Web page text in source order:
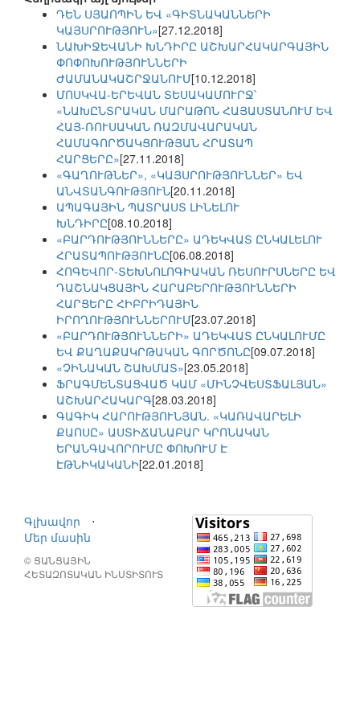
ԴԵՆ ՍՅԱՈՊԻՆ ԵՎ «ԳԻՏՆԱԿԱՆՆԵՐԻ
ԿԱՅՍՐՈՒԹՅՈՒՆ»[27.12.2018]
ՆԱԽԻՋԵՎԱՆԻ ԽՆԴԻՐԸ ԱՇԽԱՐՀԱԿԱՐԳԱՅԻՆ
ՓՈՓՈԽՈՒԹՅՈՒՆՆԵՐԻ
ԺԱՄԱՆԱԿԱՇՐՋԱՆՈՒՄ[10.12.2018]
ՄՈՍԿՎԱ-ԵՐԵՎԱՆ ՏԵՍԱԿԱՄՈՒՐՋ՝
«ՆԱԽԸՆՏՐԱԿԱՆ ՄԱՐԱԹՈՆ ՀԱՅԱՍՏԱՆՈՒՄ ԵՎ
ՀԱՅ-ՌՈՒՍԱԿԱՆ ՌԱԶՄԱՎԱՐԱԿԱՆ
ՀԱՄԱԳՈՐԾԱԿՑՈՒԹՅԱՆ ՀՐԱՏԱՊ
ՀԱՐՑԵՐԸ»[27.11.2018]
«ԳԱՂՈՒԹՆԵՐ», «ԿԱՅՍՐՈՒԹՅՈՒՆՆԵՐ» ԵՎ
ԱՆՎՏԱՆԳՈՒԹՅՈՒՆ[20.11.2018]
ԱՊԱԳԱՅԻՆ ՊԱՏՐԱՍՏ ԼԻՆԵԼՈՒ
ԽՆԴԻՐԸ[08.10.2018]
«ԲԱՐԴՈՒԹՅՈՒՆՆԵՐԸ» ԱԴԵԿՎԱՏ ԸՆԿԱԼԵԼՈՒ
ՀՐԱՏԱՊՈՒԹՅՈՒՆԸ[06.08.2018]
ՀՈԳԵՎՈՐ-ՏԵԽՆՈԼՈԳԻԱԿԱՆ ՌԵՍՈՒՐՍՆԵՐԸ ԵՎ
ԴԱՇՆԱԿՑԱՅԻՆ ՀԱՐԱԲԵՐՈՒԹՅՈՒՆՆԵՐԻ
ՀԱՐՑԵՐԸ ՀԻԲՐԻԴԱՅԻՆ
ԻՐՈՂՈՒԹՅՈՒՆՆԵՐՈՒՄ[23.07.2018]
«ԲԱՐԴՈՒԹՅՈՒՆՆԵՐԻ» ԱԴԵԿՎԱՏ ԸՆԿԱԼՈՒՄԸ
ԵՎ ՔԱՂԱՔԱԿՐԹԱԿԱՆ ԳՈՐԾՈՆԸ[09.07.2018]
«ՉԻՆԱԿԱՆ ՇԱԽՄԱՏ»[23.05.2018]
ՖՐԱԳՄԵՆՏԱՑՎԱԾ ԿԱՄ «ՄԻՆՉՎԵՍՏՖԱԼՅԱՆ»
ԱՇԽԱՐՀԱԿԱՐԳ[28.03.2018]
ԳԱԳԻԿ ՀԱՐՈՒԹՅՈՒՆՅԱՆ. «ԿԱՌԱՎԱՐԵԼԻ
ՔԱՈՍԸ» ԱՍՏԻՃԱՆԱԲԱՐ ԿՐՈՆԱԿԱՆ
ԵՐԱՆԳԱՎՈՐՈՒՄԸ ՓՈԽՈՒՄ Է
ԷԹՆԻԿԱԿԱՆԻ[22.01.2018]
Գլխավոր
⋅
Մեր մասին
© ՑԱՆՑԱՅԻՆ
ՀԵՏԱԶՈՏԱԿԱՆ ԻՆՍՏԻՏՈՒՏ